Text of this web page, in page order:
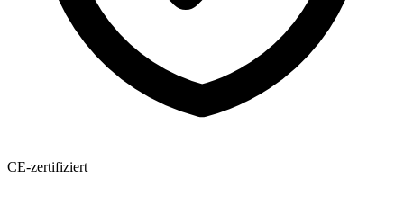
CE-zertifiziert